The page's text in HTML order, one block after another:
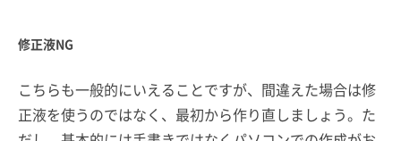
修正液NG
こちらも一般的にいえることですが、間違えた場合は修
正液を使うのではなく、最初から作り直しましょう。た